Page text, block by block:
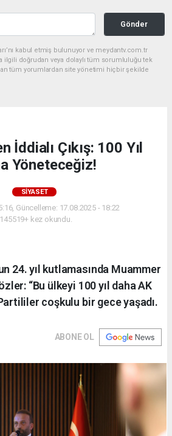
Gönder
kabul etmiş bulunuyor ve meydantv.com.tr
ilgili doğrudan veya dolaylı tüm sorumluluğu tek
tüm yorumlardan site yönetimi hiçbir şekilde
İddialı Çıkış: 100 Yıl
Yöneteceğiz!
SIYASET
Güncelleme: 17.08.2025 - 18:22
145519+ kez okundu.
24. yıl kutlamasında Muammer
“Bu ülkeyi 100 yıl daha AK
coşkulu bir gece yaşadı.
ABONE OL